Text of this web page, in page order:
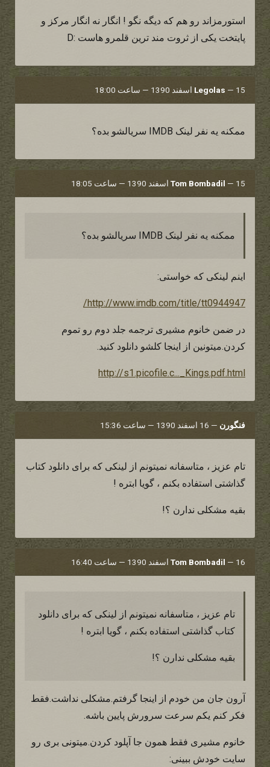
استورمزاند رو هم که دیگه نگو ! انگار نه انگار مرکز و
پایتخت یکی از ثروت مند ترین قلمرو هاست :D
Legolas — 15 اسفند 1390 — ساعت 18:00
ممکنه یه نفر لینک IMDB سریالشو بده؟
Tom Bombadil — 15 اسفند 1390 — ساعت 18:05
ممکنه یه نفر لینک IMDB سریالشو بده؟
اینم لینکی که خواستی:
http://www.imdb.com/title/tt0944947/
در ضمن خانوم مشیری ترجمه جلد دوم رو تموم
کردن.میتونین از اینجا کلشو دانلود کنید.
http://s1.picofile.c..._Kings.pdf.html
فنگورن — 16 اسفند 1390 — ساعت 15:36
تام عزیز ، متاسفانه نمیتونم از لینکی که برای دانلود کتاب
گذاشتی استفاده بکنم ، گویا ابتره !
بقیه مشکلی ندارن ؟!
Tom Bombadil — 16 اسفند 1390 — ساعت 16:40
تام عزیز ، متاسفانه نمیتونم از لینکی که برای دانلود
کتاب گذاشتی استفاده بکنم ، گویا ابتره !
بقیه مشکلی ندارن ؟!
آرون جان من خودم از اینجا گرفتم.مشکلی نداشت.فقط
فکر کنم یکم سرعت سرورش پایین باشه.
خانوم مشیری فقط همون جا آپلود کردن.میتونی بری رو
سایت خودش ببینی: